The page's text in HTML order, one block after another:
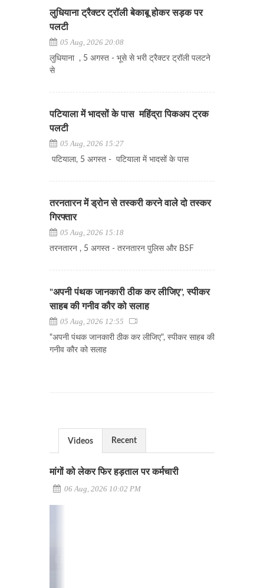
लुधियाना ट्रैक्टर ट्रॉली बेकाबू होकर सड़क पर
पलटी
05 Aug, 2026 20:08
लुधियाना , 5 अगस्त - भूसे से भरी ट्रैक्टर ट्रॉली पलटने
से
पटियाला में भादसों के पास महिंद्रा पिकअप ट्रक
पलटी
05 Aug, 2026 15:27
पटियाला, 5 अगस्त - पटियाला में भादसों के पास
तरनतारन में ड्रोन से तस्करी करने वाले दो तस्कर
गिरफ्तार
05 Aug, 2026 15:18
तरनतारन , 5 अगस्त - तरनतारन पुलिस और BSF
"अपनी पंथक जानकारी ठीक कर लीजिए", स्पीकर
साहब की गनीव कौर को सलाह
05 Aug, 2026 12:55
"अपनी पंथक जानकारी ठीक कर लीजिए", स्पीकर साहब की
गनीव कौर को सलाह
Videos Recent
मांगों को लेकर फिर हड़ताल पर कर्मचारी
06 Aug, 2026 10:02 PM